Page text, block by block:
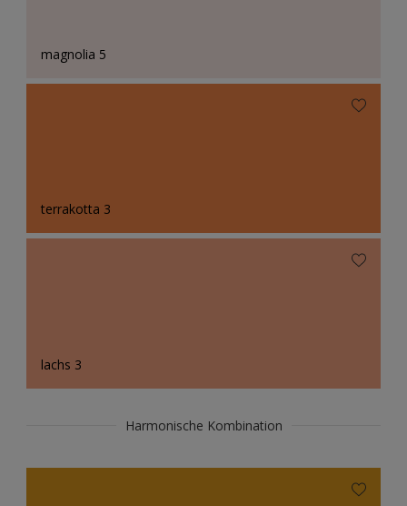
magnolia 5
terrakotta 3
lachs 3
Harmonische Kombination